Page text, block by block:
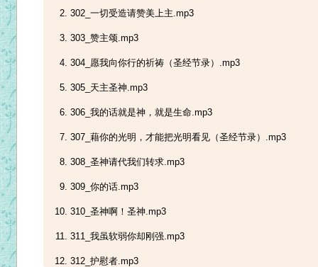
302_一切受造请赞美上主.mp3
303_赞主颂.mp3
304_愿我向你行的祈祷（圣经节录）.mp3
305_天主圣神.mp3
306_我的话就是神，就是生命.mp3
307_藉你的光明，才能把光明看见（圣经节录）.mp3
308_圣神请代我们转求.mp3
309_你的话.mp3
310_圣神啊！圣神.mp3
311_我虽软弱你却刚强.mp3
312_护慰者.mp3